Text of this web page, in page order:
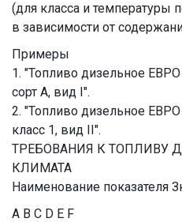
(для класса и температуры
в зависимости от
Примеры
1. "Топливо дизельное
сорт А, вид I".
2. "Топливо дизельное
класс 1, вид II".
ТРЕБОВАНИЯ К ТОПЛИВУ
КЛИМАТА
Наименование показателя
А B C D E F